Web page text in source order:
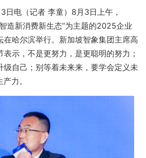
电（记者 李童）8月3日上午，
造新消费新生态”为主题的2025企业
在哈尔滨举行。新加坡智象集团主席高
示，不是更努力，是更聪明的努力；
级自己；别等着未来来，要学会定义未
力。